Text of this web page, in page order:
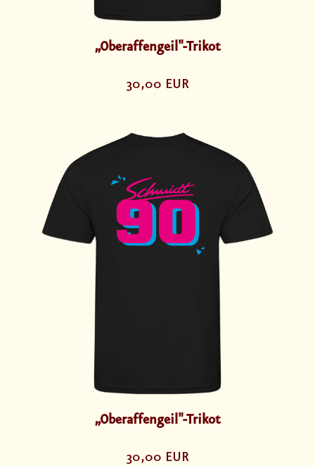
„Oberaffengeil"-Trikot
30,00 EUR
„Oberaffengeil"-Trikot
30,00 EUR